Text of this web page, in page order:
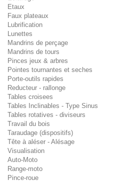
Etaux
Faux plateaux
Lubrification
Lunettes
Mandrins de perçage
Mandrins de tours
Pinces jeux & arbres
Pointes tournantes et seches
Porte-outils rapides
Reducteur - rallonge
Tables croisees
Tables Inclinables - Type Sinus
Tables rotatives - diviseurs
Travail du bois
Taraudage (dispositifs)
Tête à aléser - Alésage
Visualisation
Auto-Moto
Range-moto
Pince-roue